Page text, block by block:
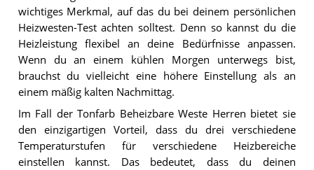
wichtiges Merkmal, auf das du bei deinem persönlichen
Heizwesten-Test achten solltest. Denn so kannst du die
Heizleistung flexibel an deine Bedürfnisse anpassen.
Wenn du an einem kühlen Morgen unterwegs bist,
brauchst du vielleicht eine höhere Einstellung als an
einem mäßig kalten Nachmittag.
Im Fall der Tonfarb Beheizbare Weste Herren bietet sie
den einzigartigen Vorteil, dass du drei verschiedene
Temperaturstufen für verschiedene Heizbereiche
einstellen kannst. Das bedeutet, dass du deinen